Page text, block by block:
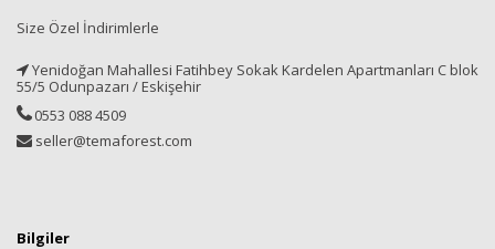
Size Özel İndirimlerle
Yenidoğan Mahallesi Fatihbey Sokak Kardelen Apartmanları C blok
55/5 Odunpazarı / Eskişehir
0553 088 4509
seller@temaforest.com
Bilgiler